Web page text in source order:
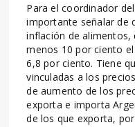
Para el coordinador
importante señalar de
inflación de alimentos,
menos 10 por ciento
6,8 por ciento. Tiene
vinculadas a los
de aumento de los
exporta e importa
de los que exporta,